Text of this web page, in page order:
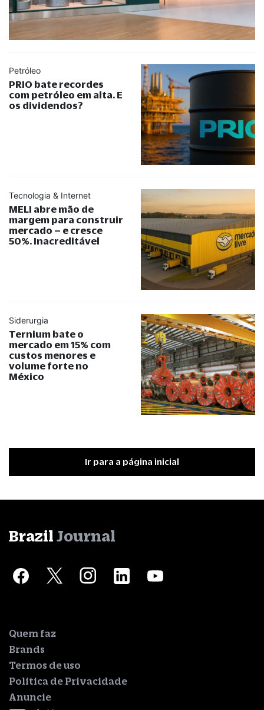
Petróleo
PRIO bate recordes
com petróleo em alta. E
os dividendos?
Tecnologia & Internet
MELI abre mão de
margem para construir
mercado – e cresce
50%. Inacreditável
Siderurgia
Ternium bate o
mercado em 15% com
custos menores e
volume forte no
México
Ir para a página inicial
Brazil Journal
Quem faz
Brands
Termos de uso
Política de Privacidade
Anuncie